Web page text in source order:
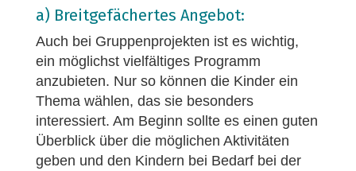
a) Breitgefächertes Angebot:
Auch bei Gruppenprojekten ist es wichtig,
ein möglichst vielfältiges Programm
anzubieten. Nur so können die Kinder ein
Thema wählen, das sie besonders
interessiert. Am Beginn sollte es einen guten
Überblick über die möglichen Aktivitäten
geben und den Kindern bei Bedarf bei der